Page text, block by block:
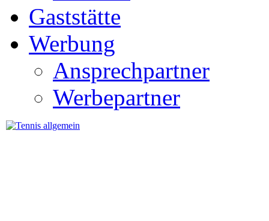
Gaststätte
Werbung
Ansprechpartner
Werbepartner